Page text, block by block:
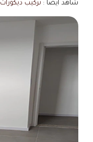
شاهد أيضا : تركيب ديكورات